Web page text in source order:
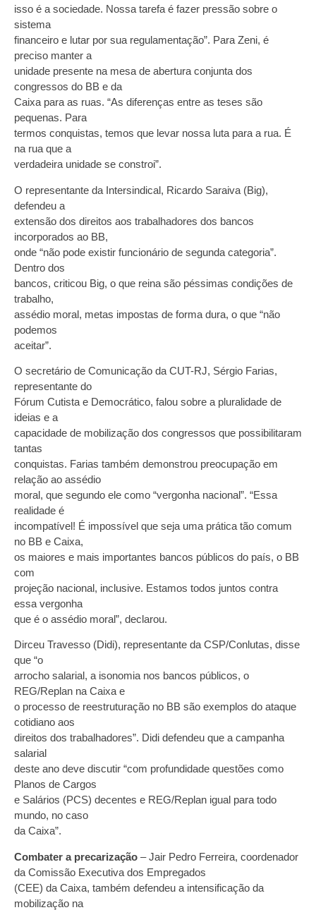
isso é a sociedade. Nossa tarefa é fazer pressão sobre o
sistema
financeiro e lutar por sua regulamentação”. Para Zeni, é
preciso manter a
unidade presente na mesa de abertura conjunta dos
congressos do BB e da
Caixa para as ruas. “As diferenças entre as teses são
pequenas. Para
termos conquistas, temos que levar nossa luta para a rua. É
na rua que a
verdadeira unidade se constroi”.
O representante da Intersindical, Ricardo Saraiva (Big),
defendeu a
extensão dos direitos aos trabalhadores dos bancos
incorporados ao BB,
onde “não pode existir funcionário de segunda categoria”.
Dentro dos
bancos, criticou Big, o que reina são péssimas condições de
trabalho,
assédio moral, metas impostas de forma dura, o que “não
podemos
aceitar”.
O secretário de Comunicação da CUT-RJ, Sérgio Farias,
representante do
Fórum Cutista e Democrático, falou sobre a pluralidade de
ideias e a
capacidade de mobilização dos congressos que possibilitaram
tantas
conquistas. Farias também demonstrou preocupação em
relação ao assédio
moral, que segundo ele como “vergonha nacional”. “Essa
realidade é
incompatível! É impossível que seja uma prática tão comum
no BB e Caixa,
os maiores e mais importantes bancos públicos do país, o BB
com
projeção nacional, inclusive. Estamos todos juntos contra
essa vergonha
que é o assédio moral”, declarou.
Dirceu Travesso (Didi), representante da CSP/Conlutas, disse
que “o
arrocho salarial, a isonomia nos bancos públicos, o
REG/Replan na Caixa e
o processo de reestruturação no BB são exemplos do ataque
cotidiano aos
direitos dos trabalhadores”. Didi defendeu que a campanha
salarial
deste ano deve discutir “com profundidade questões como
Planos de Cargos
e Salários (PCS) decentes e REG/Replan igual para todo
mundo, no caso
da Caixa”.
Combater a precarização – Jair Pedro Ferreira, coordenador
da Comissão Executiva dos Empregados
(CEE) da Caixa, também defendeu a intensificação da
mobilização na